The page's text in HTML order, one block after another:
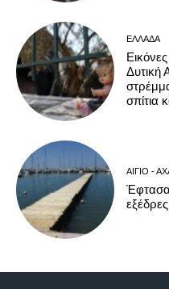
ΕΛΛΆΔΑ
Δυτική
σπίτια
ΑΊΓΙΟ -